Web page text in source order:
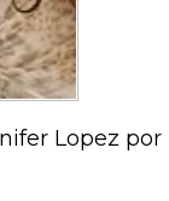
Lopez por